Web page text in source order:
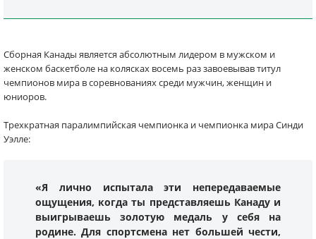
Сборная Канады является абсолютным лидером в мужском и
женском баскетболе на колясках восемь раз завоевывав титул
чемпионов мира в соревнованиях среди мужчин, женщин и
юниоров.
Трехкратная паралимпийская чемпионка и чемпионка мира Синди
Уэлле:
«Я лично испытала эти непередаваемые
ощущения, когда ты представляешь Канаду и
выигрываешь золотую медаль у себя на
родине. Для спортсмена нет большей чести,